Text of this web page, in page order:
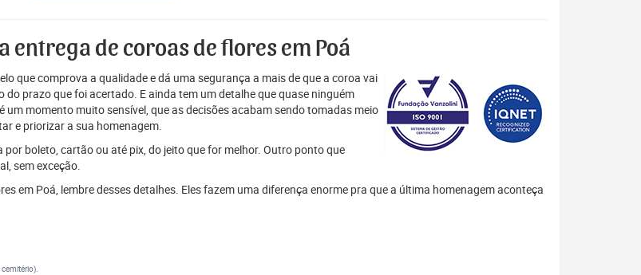
de coroas de flores em Poá
que comprova a qualidade e dá uma segurança a mais de que a coroa vai
prazo que foi acertado. E ainda tem um detalhe que quase ninguém
momento muito sensível, que as decisões acabam sendo tomadas meio
e priorizar a sua homenagem.
boleto, cartão ou até pix, do jeito que for melhor. Outro ponto que
sem exceção.
em Poá, lembre desses detalhes. Eles fazem uma diferença enorme pra que a última homenagem aconteça